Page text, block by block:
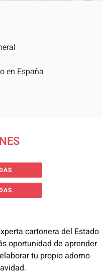
en España
cartonera del Estado
oportunidad de aprender
tu propio adorno